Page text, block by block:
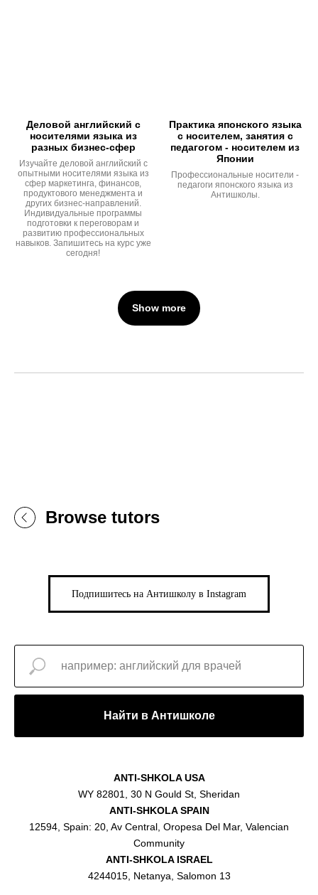
Деловой английский с
носителями языка из
разных бизнес-сфер
Изучайте деловой английский с
опытными носителями языка из
сфер маркетинга, финансов,
продуктового менеджмента и
других бизнес-направлений.
Индивидуальные программы
подготовки к переговорам и
развитию профессиональных
навыков. Запишитесь на курс уже
сегодня!
Практика японского языка
с носителем, занятия с
педагогом - носителем из
Японии
Профессиональные носители -
педагоги японского языка из
Антишколы.
Show more
Browse tutors
Подпишитесь на Антишколу в Instagram
Найти в Антишколе
ANTI-SHKOLA USA
WY 82801, 30 N Gould St, Sheridan
ANTI-SHKOLA SPAIN
12594, Spain: 20, Av Central, Oropesa Del Mar, Valencian
Community
ANTI-SHKOLA ISRAEL
4244015, Netanya, Salomon 13